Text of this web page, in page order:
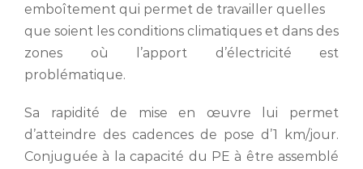
emboîtement qui permet de travailler quelles
que soient les conditions climatiques et dans des
zones où l’apport d’électricité est
problématique.
Sa rapidité de mise en œuvre lui permet
d’atteindre des cadences de pose d’1 km/jour.
Conjuguée à la capacité du PE à être assemblé